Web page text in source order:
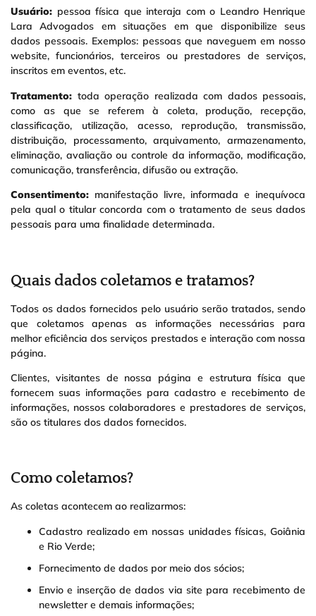
Usuário: pessoa física que interaja com o Leandro Henrique
Lara Advogados em situações em que disponibilize seus
dados pessoais. Exemplos: pessoas que naveguem em nosso
website, funcionários, terceiros ou prestadores de serviços,
inscritos em eventos, etc.
Tratamento: toda operação realizada com dados pessoais,
como as que se referem à coleta, produção, recepção,
classificação, utilização, acesso, reprodução, transmissão,
distribuição, processamento, arquivamento, armazenamento,
eliminação, avaliação ou controle da informação, modificação,
comunicação, transferência, difusão ou extração.
Consentimento: manifestação livre, informada e inequívoca
pela qual o titular concorda com o tratamento de seus dados
pessoais para uma finalidade determinada.
Quais dados coletamos e tratamos?
Todos os dados fornecidos pelo usuário serão tratados, sendo
que coletamos apenas as informações necessárias para
melhor eficiência dos serviços prestados e interação com nossa
página.
Clientes, visitantes de nossa página e estrutura física que
fornecem suas informações para cadastro e recebimento de
informações, nossos colaboradores e prestadores de serviços,
são os titulares dos dados fornecidos.
Como coletamos?
As coletas acontecem ao realizarmos:
Cadastro realizado em nossas unidades físicas, Goiânia
e Rio Verde;
Fornecimento de dados por meio dos sócios;
Envio e inserção de dados via site para recebimento de
newsletter e demais informações;